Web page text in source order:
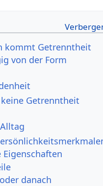
kommt Getrenntheit
von der Form
Getrenntheit
danach